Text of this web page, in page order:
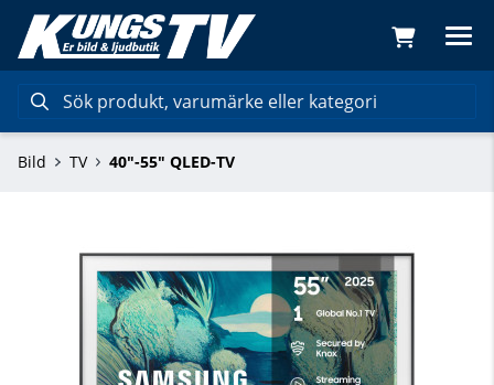
Bild TV 40"-55" QLED-TV